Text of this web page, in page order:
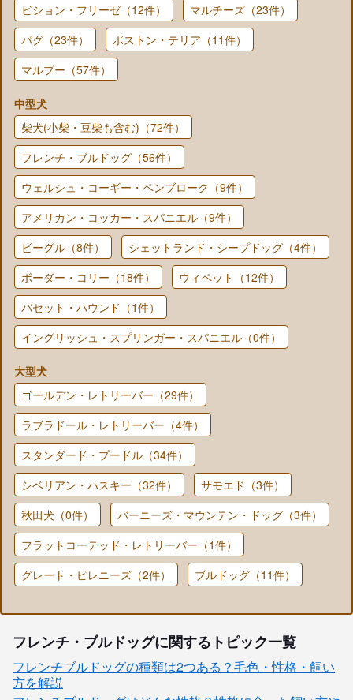
ビション・フリーゼ（12件）
マルチーズ（23件）
パグ（23件）
ボストン・テリア（11件）
マルプー（57件）
中型犬
柴犬(小柴・豆柴も含む)（72件）
フレンチ・ブルドッグ（56件）
ウェルシュ・コーギー・ペンブローク（9件）
アメリカン・コッカー・スパニエル（9件）
ビーグル（8件）
シェットランド・シープドッグ（4件）
ボーダー・コリー（18件）
ウィペット（12件）
バセット・ハウンド（1件）
イングリッシュ・スプリンガー・スパニエル（0件）
大型犬
ゴールデン・レトリーバー（29件）
ラブラドール・レトリーバー（4件）
スタンダード・プードル（34件）
シベリアン・ハスキー（32件）
サモエド（3件）
秋田犬（0件）
バーニーズ・マウンテン・ドッグ（3件）
フラットコーテッド・レトリーバー（1件）
グレート・ピレニーズ（2件）
ブルドッグ（11件）
フレンチ・ブルドッグに関するトピック一覧
フレンチブルドッグの種類は2つある？毛色・性格・飼い
方を解説